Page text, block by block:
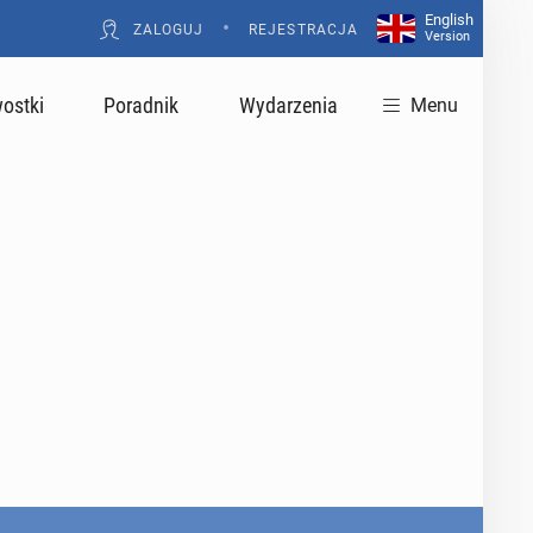
ZALOGUJ • REJESTRACJA
English
Version
Poradnik Wydarzenia Menu